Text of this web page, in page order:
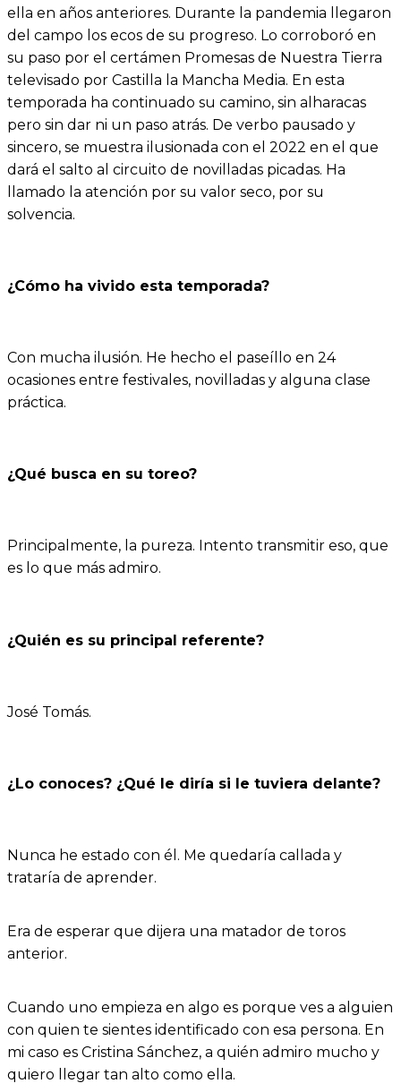
ella en años anteriores. Durante la pandemia llegaron
del campo los ecos de su progreso. Lo corroboró en
su paso por el certámen Promesas de Nuestra Tierra
televisado por Castilla la Mancha Media. En esta
temporada ha continuado su camino, sin alharacas
pero sin dar ni un paso atrás. De verbo pausado y
sincero, se muestra ilusionada con el 2022 en el que
dará el salto al circuito de novilladas picadas. Ha
llamado la atención por su valor seco, por su
solvencia.
¿Cómo ha vivido esta temporada?
Con mucha ilusión. He hecho el paseíllo en 24
ocasiones entre festivales, novilladas y alguna clase
práctica.
¿Qué busca en su toreo?
Principalmente, la pureza. Intento transmitir eso, que
es lo que más admiro.
¿Quién es su principal referente?
José Tomás.
¿Lo conoces? ¿Qué le diría si le tuviera delante?
Nunca he estado con él. Me quedaría callada y
trataría de aprender.
Era de esperar que dijera una matador de toros
anterior.
Cuando uno empieza en algo es porque ves a alguien
con quien te sientes identificado con esa persona. En
mi caso es Cristina Sánchez, a quién admiro mucho y
quiero llegar tan alto como ella.